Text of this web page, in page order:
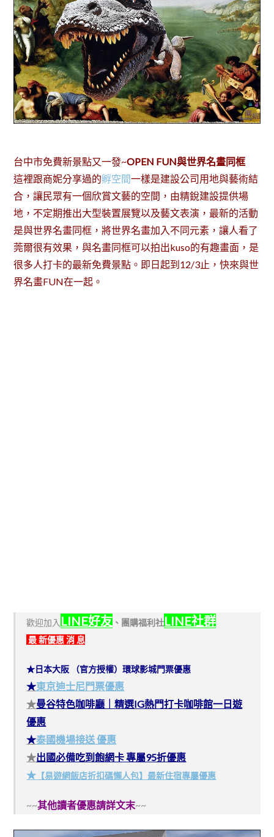
台中市免費新景點又一發~OPEN FUN與世界名畫同框
這裡跟商妮分享過的孵空間一樣是建設公司用地與藝術結
合，讓民眾有一個欣賞文藝的空間，由精銳建設提供場
地，不定期推出大型裝置展覽以及藝文表演，最新的活動
是與世界名畫同框，將世界名畫加入不同元素，讓人看了
莞爾很有效果，與名畫同框可以拍出kuso的有趣畫面，是
很多人打卡的最新免費景點。即日起到12/3止，快來與世
界名畫FUN在一起。
歡迎加入 LINE好友 、 團購福利社LINE社群
最 新優惠 消 息
★日本大阪 （官方授權）環球影城門票優惠
★東京迪士尼門票優惠
★曼谷特色咖啡廳｜精選IG熱門打卡咖啡館一日遊
優惠
★泰國機場接送 優惠
★出國必備吃到飽網卡 專屬95折優惠
★ 【易遊網飯店折扣碼懶人包】最新住宿專屬優惠
~~其他讀者優惠請詳文末~~